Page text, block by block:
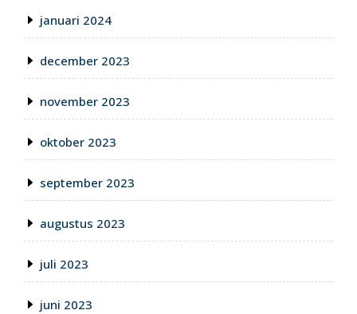
januari 2024
december 2023
november 2023
oktober 2023
september 2023
augustus 2023
juli 2023
juni 2023